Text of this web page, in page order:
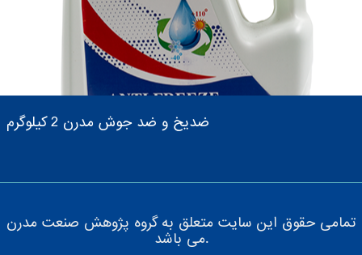
ضدیخ و ضد جوش مدرن 2 کیلوگرم
تمامی حقوق این سایت متعلق به گروه پژوهش صنعت مدرن
می باشد.